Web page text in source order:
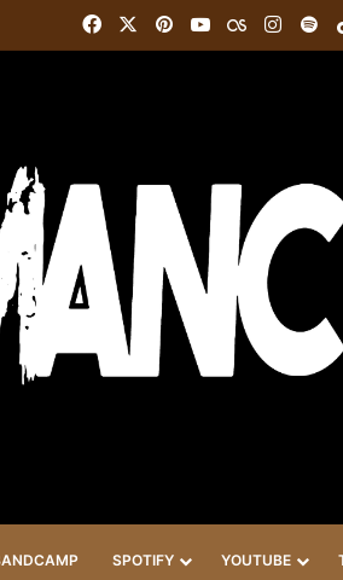
FacebookPinterestYouTubeLast.FM
SPOTIFY YOUTUBE